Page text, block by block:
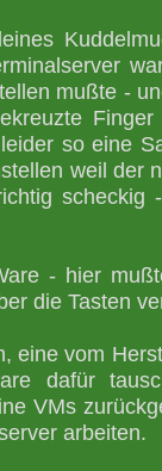
mußte -
so eine
weil der
scheckig
- hier
die Tasten
eine vom
dafür
VMs
arbeiten.